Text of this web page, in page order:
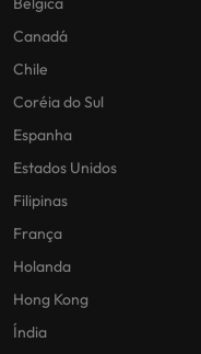
Canadá
Chile
Coréia do Sul
Espanha
Estados Unidos
Filipinas
França
Holanda
Hong Kong
Índia